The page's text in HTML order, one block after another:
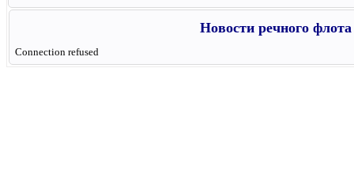
Новости речного
Connection refused